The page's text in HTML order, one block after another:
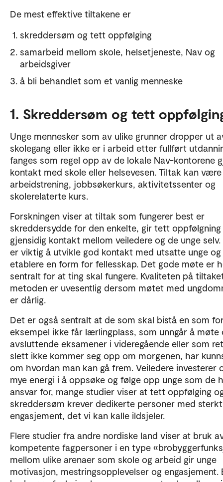
De mest effektive tiltakene er
skreddersøm og tett oppfølging
samarbeid mellom skole, helsetjeneste, Nav og
arbeidsgiver
å bli behandlet som et vanlig menneske
1. Skreddersøm og tett
Unge mennesker som av ulike grunner dropper ut
skolegang eller ikke er i arbeid etter fullført
fanges som regel opp av de lokale Nav-kontorene
kontakt med skole eller helsevesen. Tiltak kan være
arbeidstrening, jobbsøkerkurs, aktivitetssenter og
skolerelaterte kurs.
Forskningen viser at tiltak som fungerer best er
skreddersydde for den enkelte, gir tett oppfølgning
gjensidig kontakt mellom veiledere og de unge
er viktig å utvikle god kontakt med utsatte unge og
etablere en form for fellesskap. Det gode møte er
sentralt for at ting skal fungere. Kvaliteten på
metoden er uvesentlig dersom møtet med
er dårlig.
Det er også sentralt at de som skal bistå en som
eksempel ikke får lærlingplass, som unngår å møte
avsluttende eksamener i videregående eller som
slett ikke kommer seg opp om morgenen, har
om hvordan man kan gå frem. Veiledere investerer
mye energi i å oppsøke og følge opp unge som de
ansvar for, mange studier viser at tett oppfølging
skreddersøm krever dedikerte personer med sterkt
engasjement, det vi kan kalle ildsjeler.
Flere studier fra andre nordiske land viser at bruk
kompetente fagpersoner i en type
mellom ulike arenaer som skole og arbeid gir unge
motivasjon, mestringsopplevelser og engasjement.